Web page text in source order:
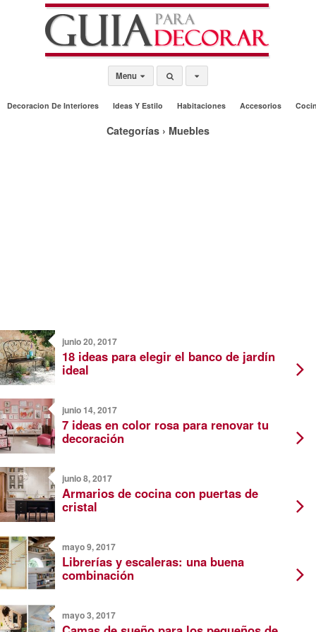
Menu
Decoracion De Interiores Ideas Y Estilo Habitaciones Accesorios
Categorías › Muebles
junio 20, 2017
18 ideas para elegir el banco de jardín
ideal
junio 14, 2017
7 ideas en color rosa para renovar tu
decoración
junio 8, 2017
Armarios de cocina con puertas de
cristal
mayo 9, 2017
Librerías y escaleras: una buena
combinación
mayo 3, 2017